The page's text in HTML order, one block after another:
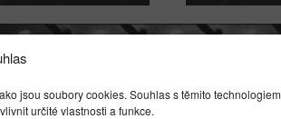
jsou soubory cookies. Souhlas s těmito
určité vlastnosti a funkce.